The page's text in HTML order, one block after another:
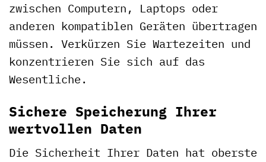
zwischen Computern, Laptops oder
anderen kompatiblen Geräten übertragen
müssen. Verkürzen Sie Wartezeiten und
konzentrieren Sie sich auf das
Wesentliche.
Sichere Speicherung Ihrer
wertvollen Daten
Die Sicherheit Ihrer Daten hat oberste